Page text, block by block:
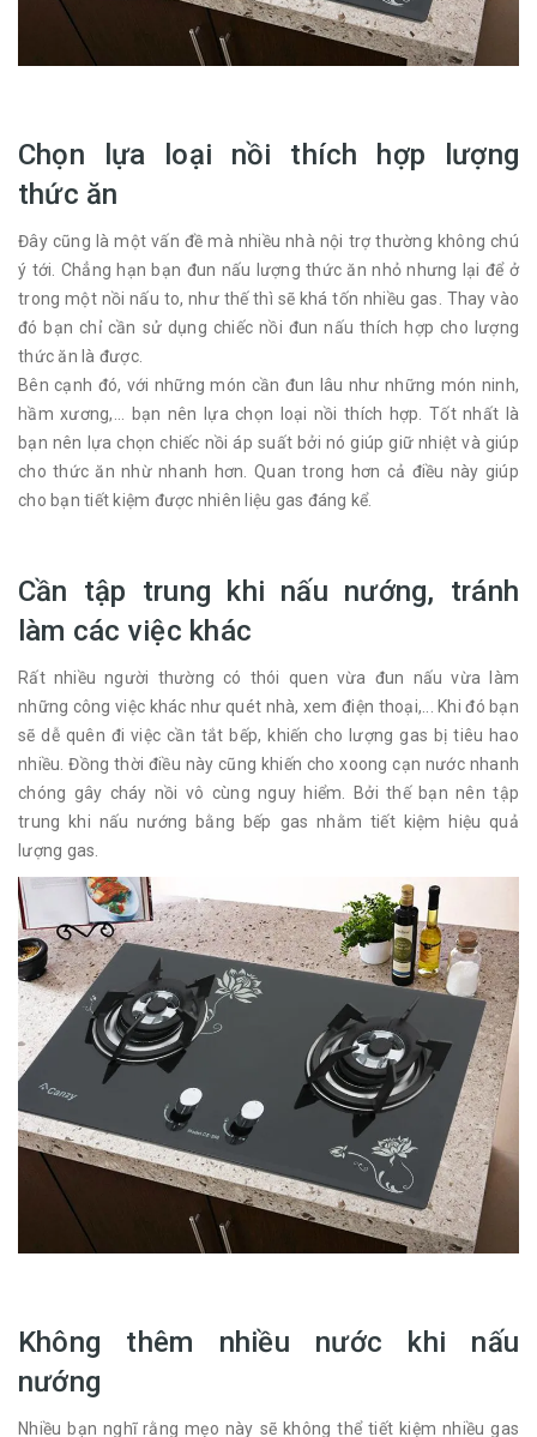
Chọn lựa loại nồi thích hợp lượng
thức ăn
Đây cũng là một vấn đề mà nhiều nhà nội trợ thường không chú
ý tới. Chẳng hạn bạn đun nấu lượng thức ăn nhỏ nhưng lại để ở
trong một nồi nấu to, như thế thì sẽ khá tốn nhiều gas. Thay vào
đó bạn chỉ cần sử dụng chiếc nồi đun nấu thích hợp cho lượng
thức ăn là được.
Bên cạnh đó, với những món cần đun lâu như những món ninh,
hầm xương,... bạn nên lựa chọn loại nồi thích hợp. Tốt nhất là
bạn nên lựa chọn chiếc nồi áp suất bởi nó giúp giữ nhiệt và giúp
cho thức ăn nhừ nhanh hơn. Quan trong hơn cả điều này giúp
cho bạn tiết kiệm được nhiên liệu gas đáng kể.
Cần tập trung khi nấu nướng, tránh
làm các việc khác
Rất nhiều người thường có thói quen vừa đun nấu vừa làm
những công việc khác như quét nhà, xem điện thoại,... Khi đó bạn
sẽ dễ quên đi việc cần tắt bếp, khiến cho lượng gas bị tiêu hao
nhiều. Đồng thời điều này cũng khiến cho xoong cạn nước nhanh
chóng gây cháy nồi vô cùng nguy hiểm. Bởi thế bạn nên tập
trung khi nấu nướng bằng bếp gas nhằm tiết kiệm hiệu quả
lượng gas.
Không thêm nhiều nước khi nấu
nướng
Nhiều bạn nghĩ rằng mẹo này sẽ không thể tiết kiệm nhiều gas